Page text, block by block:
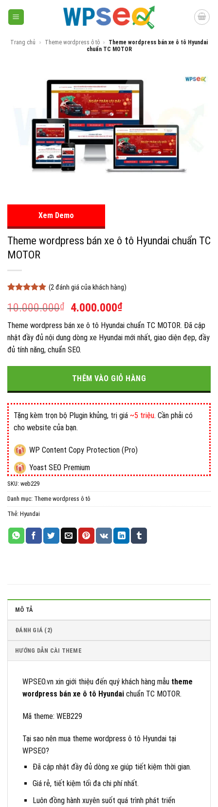
Trang chủ » Theme wordpress ô tô »
Theme wordpress bán xe ô tô Hyundai
chuẩn TC MOTOR
Xem Demo
Theme wordpress bán xe ô tô Hyundai chuẩn TC
MOTOR
dựa trên
đánh giá
(2đánh giá của khách hàng)
10.000.000₫
Giá
gốc
là:
10.000.000₫.
4.000.000₫Giá
hiện
tại
là:
Theme wordpress bán xe ô tô Hyundai chuẩn TC MOTOR. Đã cập
nhật đầy đủ nội dung dòng xe Hyundai mới nhất, giao diện đẹp, đầy
đủ tính năng, chuẩn SEO.
THÊM VÀO GIỎ HÀNG
Tặng kèm trọn bộ Plugin khủng, trị giá ~5 triệu. Cần phải có
cho website của bạn.
WP Content Copy Protection (Pro)
Yoast SEO Premium
All in One WP Migration Unlimited Extension
iThemes Security Pro
SKU: web229
Danh mục: Theme wordpress ô tô
Thẻ: Hyundai
MÔ TẢ
ĐÁNH GIÁ (2)
HƯỚNG DẪN CÀI THEME
WPSEO.vn xin giới thiệu đến quý khách hàng mẫu theme
wordpress bán xe ô tô Hyundai chuẩn TC MOTOR.
Mã theme: WEB229
Tại sao nên mua theme wordpress ô tô Hyundai tại
WPSEO?
Đã cập nhật đầy đủ dòng xe giúp tiết kiệm thời gian.
Giá rẻ, tiết kiệm tối đa chi phí nhất.
Luôn đồng hành xuyên suốt quá trình phát triển